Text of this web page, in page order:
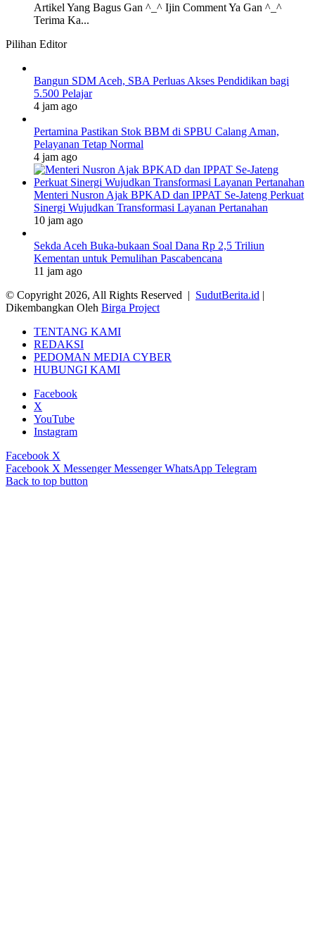
Artikel Yang Bagus Gan ^_^ Ijin Comment Ya Gan ^_^
Terima Ka...
Pilihan Editor
Bangun SDM Aceh, SBA Perluas Akses Pendidikan bagi
5.500 Pelajar
4 jam ago
Pertamina Pastikan Stok BBM di SPBU Calang Aman,
Pelayanan Tetap Normal
4 jam ago
Menteri Nusron Ajak BPKAD dan IPPAT Se-Jateng Perkuat
Sinergi Wujudkan Transformasi Layanan Pertanahan
10 jam ago
Sekda Aceh Buka-bukaan Soal Dana Rp 2,5 Triliun
Kementan untuk Pemulihan Pascabencana
11 jam ago
© Copyright 2026, All Rights Reserved | SudutBerita.id |
Dikembangkan Oleh Birga Project
TENTANG KAMI
REDAKSI
PEDOMAN MEDIA CYBER
HUBUNGI KAMI
Facebook
X
YouTube
Instagram
Facebook X
Facebook X Messenger Messenger WhatsApp Telegram
Back to top button